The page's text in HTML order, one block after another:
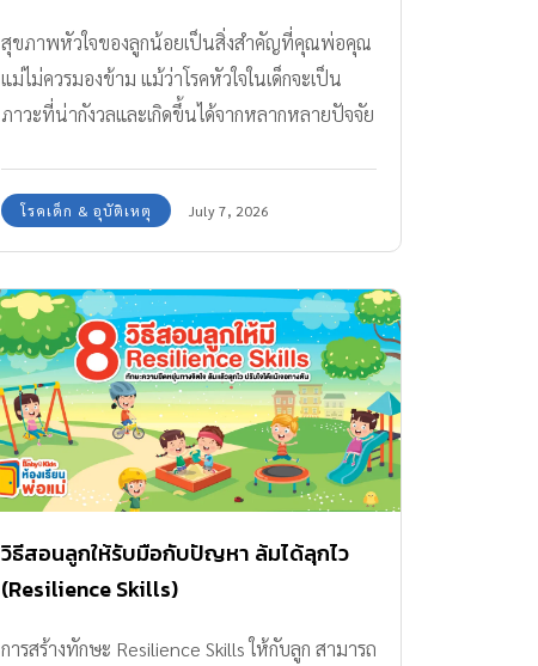
สุขภาพหัวใจของลูกน้อยเป็นสิ่งสำคัญที่คุณพ่อคุณ
แม่ไม่ควรมองข้าม แม้ว่าโรคหัวใจในเด็กจะเป็น
ภาวะที่น่ากังวลและเกิดขึ้นได้จากหลากหลายปัจจัย
สังเกตสัญญาณเตือนได้อย่างเท่าทัน และได้รับการ
ดูแลจากหมอหัวใจในเด็กอย่างถูกต้องรวดเร็ว ก็จะ
ช่วยลดความรุนแรงและเพิ่มโอกาสให้ลูกน้อย
เติบโตได้อย่างแข็งแรง สารบัญบทความ ทำความ
รู้จัก “โรคหัวใจในเด็ก” คืออะไร อาการเป็นอย่างไร
สาเหตุของโรคหัวใจในเด็ก ที่ควรเฝ้าระวัง รักษาโรค
หัวใจในเด็ก โดยกุมารแพทย์โรคหัวใจเฉพาะทาง
กุมารแพทย์โรคหัวใจเฉพาะทาง ที่โรงพยาบาล
วิภาวดี ทำความรู้จัก “โรคหัวใจในเด็ก” คืออะไร
อาการเป็นอย่างไร โรคหัวใจในเด็กสามารถแบ่งออก
เป็น 2 ประเภทหลัก คือโรคหัวใจพิการแต่กำเนิด ซึ่ง
ทั้งชนิดเขียวและไม่เขียว และโรคหัวใจที่เกิดขึ้น
โรคเด็ก & อุบัติเหตุ July 7, 2026
วิธีสอนลูกให้รับมือกับปัญหา ล้มได้ลุกไว
(Resilience Skills)
การสร้างทักษะ Resilience Skills ให้กับลูก สามารถ